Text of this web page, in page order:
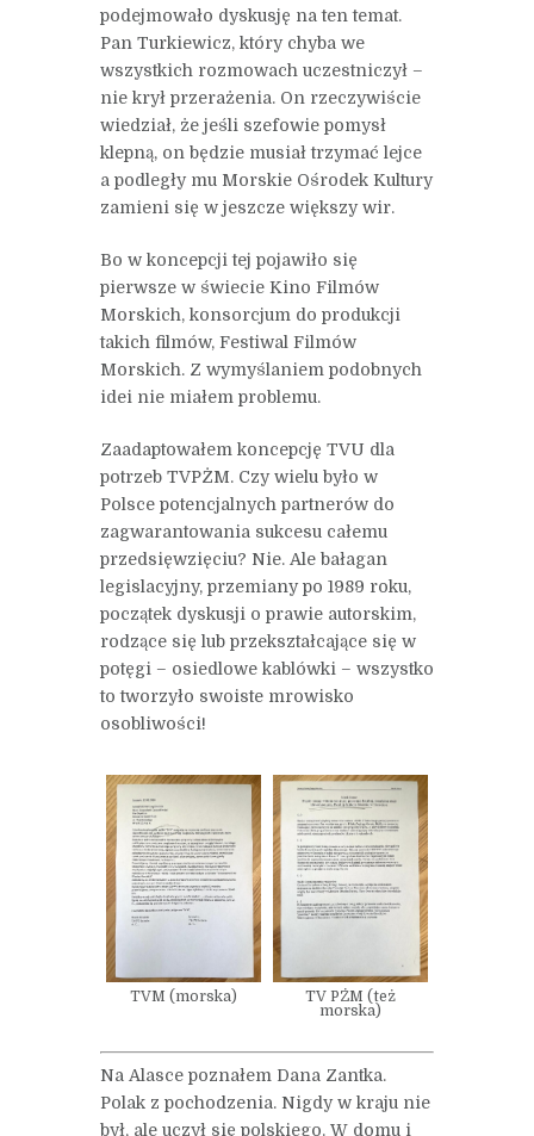
podejmowało dyskusję na ten temat.
Pan Turkiewicz, który chyba we
wszystkich rozmowach uczestniczył –
nie krył przerażenia. On rzeczywiście
wiedział, że jeśli szefowie pomysł
klepną, on będzie musiał trzymać lejce
a podległy mu Morskie Ośrodek Kultury
zamieni się w jeszcze większy wir.
Bo w koncepcji tej pojawiło się
pierwsze w świecie Kino Filmów
Morskich, konsorcjum do produkcji
takich filmów, Festiwal Filmów
Morskich. Z wymyślaniem podobnych
idei nie miałem problemu.
Zaadaptowałem koncepcję TVU dla
potrzeb TVPŻM. Czy wielu było w
Polsce potencjalnych partnerów do
zagwarantowania sukcesu całemu
przedsięwzięciu? Nie. Ale bałagan
legislacyjny, przemiany po 1989 roku,
początek dyskusji o prawie autorskim,
rodzące się lub przekształcające się w
potęgi – osiedlowe kablówki – wszystko
to tworzyło swoiste mrowisko
osobliwości!
TVM (morska)
TV PŻM (też
morska)
Na Alasce poznałem Dana Zantka.
Polak z pochodzenia. Nigdy w kraju nie
był, ale uczył się polskiego. W domu i